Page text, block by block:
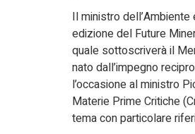
Il ministro
edizione del Future
quale sottoscriverà il
nato dall’impegno
l’occasione al ministro
Materie Prime Critiche
tema con particolare